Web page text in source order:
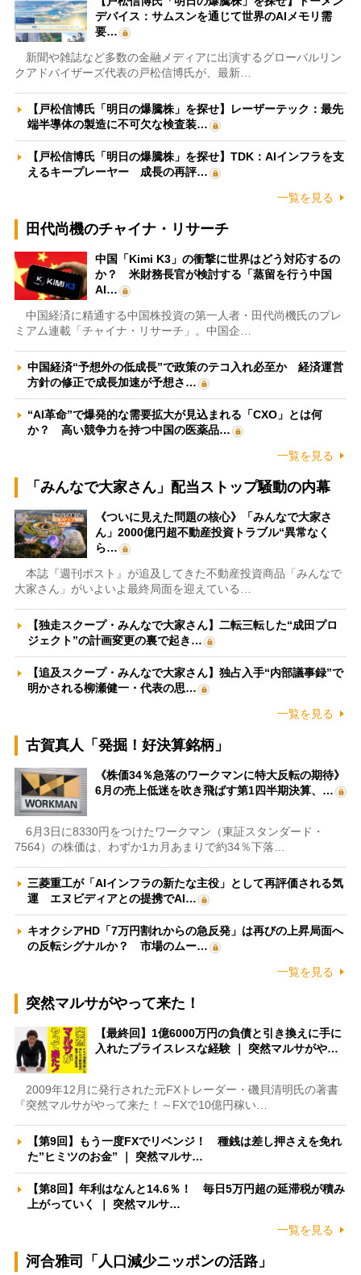
デバイス：サムスンを通じて世界のAIメモリ需
要…
新聞や雑誌など多数の金融メディアに出演するグローバルリン
クアドバイザーズ代表の戸松信博氏が、最新…
【戸松信博氏「明日の爆騰株」を探せ】レーザーテック：最先
端半導体の製造に不可欠な検査装…
【戸松信博氏「明日の爆騰株」を探せ】TDK：AIインフラを支
えるキープレーヤー 成長の再評…
一覧を見る
田代尚機のチャイナ・リサーチ
中国「Kimi K3」の衝撃に世界はどう対応するの
か？ 米財務長官が検討する「蒸留を行う中国
AI…
中国経済に精通する中国株投資の第一人者・田代尚機氏のプレ
ミアム連載「チャイナ・リサーチ」。中国企…
中国経済“予想外の低成長”で政策のテコ入れ必至か 経済運営
方針の修正で成長加速が予想さ…
“AI革命”で爆発的な需要拡大が見込まれる「CXO」とは何
か？ 高い競争力を持つ中国の医薬品…
一覧を見る
「みんなで大家さん」配当ストップ騒動の内幕
《ついに見えた問題の核心》「みんなで大家さ
ん」2000億円超不動産投資トラブル“異常なく
ら…
本誌『週刊ポスト』が追及してきた不動産投資商品「みんなで
大家さん」がいよいよ最終局面を迎えている…
【独走スクープ・みんなで大家さん】二転三転した“成田プロ
ジェクト”の計画変更の裏で起き…
【追及スクープ・みんなで大家さん】独占入手“内部議事録”で
明かされる柳瀬健一・代表の思…
一覧を見る
古賀真人「発掘！好決算銘柄」
《株価34％急落のワークマンに特大反転の期待》
6月の売上低迷を吹き飛ばす第1四半期決算、…
6月3日に8330円をつけたワークマン（東証スタンダード・
7564）の株価は、わずか1カ月あまりで約34％下落…
三菱重工が「AIインフラの新たな主役」として再評価される気
運 エヌビディアとの提携でAI…
キオクシアHD「7万円割れからの急反発」は再びの上昇局面へ
の反転シグナルか？ 市場のムー…
一覧を見る
突然マルサがやって来た！
【最終回】1億6000万円の負債と引き換えに手に
入れたプライスレスな経験 ｜ 突然マルサがや…
2009年12月に発行された元FXトレーダー・磯貝清明氏の著書
『突然マルサがやって来た！～FXで10億円稼い…
【第9回】もう一度FXでリベンジ！ 種銭は差し押さえを免れ
た”ヒミツのお金” ｜ 突然マルサ…
【第8回】年利はなんと14.6％！ 毎日5万円超の延滞税が積み
上がっていく ｜ 突然マルサ…
一覧を見る
河合雅司「人口減少ニッポンの活路」